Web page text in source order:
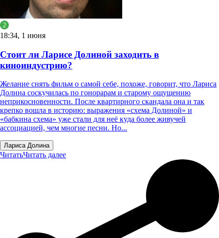
18:34, 1 июня
Стоит ли Ларисе Долиной заходить в
киноиндустрию?
Желание снять фильм о самой себе, похоже, говорит, что Лариса
Долина соскучилась по гонорарам и старому ощущению
неприкосновенности. После квартирного скандала она и так
крепко вошла в историю: выражения «схема Долиной» и
«бабкина схема» уже стали для неё куда более живучей
ассоциацией, чем многие песни. Но...
Лариса Долина
ЧитатьЧитать далее